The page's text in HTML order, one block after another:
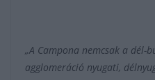
„A Campona nemcsak a dél-
agglomeráció nyugati,